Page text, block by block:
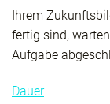
Ihrem
fertig sind,
Aufgabe
Dauer